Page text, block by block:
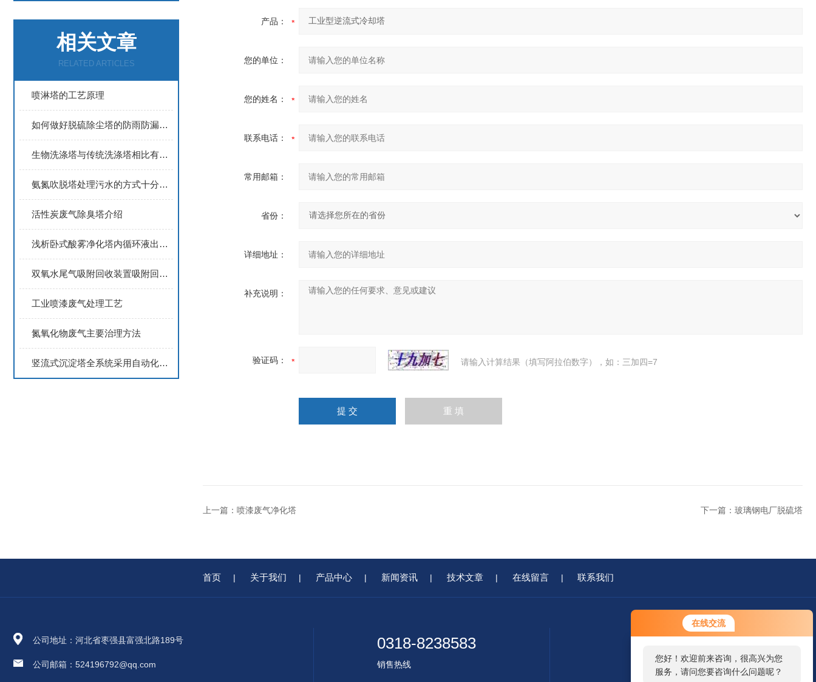
在线交流
您好！欢迎前来咨询，很高兴为您
服务，请问您要咨询什么问题呢？
相关文章
RELATED ARTICLES
喷淋塔的工艺原理
如何做好脱硫除尘塔的防雨防漏措施呢？
生物洗涤塔与传统洗涤塔相比有哪些优势？
氨氮吹脱塔处理污水的方式十分简单
活性炭废气除臭塔介绍
浅析卧式酸雾净化塔内循环液出现起泡的原因
双氧水尾气吸附回收装置吸附回收工艺说明
工业喷漆废气处理工艺
氮氧化物废气主要治理方法
竖流式沉淀塔全系统采用自动化智能控制
产品：
您的单位：
您的姓名：
联系电话：
常用邮箱：
省份：
详细地址：
补充说明：
验证码： 请输入计算结果（填写阿拉伯数字），如：三加四=7
上一篇： 喷漆废气净化塔 下一篇： 玻璃钢电厂脱硫塔
首页 | 关于我们 | 产品中心 | 新闻资讯 | 技术文章 | 在线留言 | 联系我们
公司地址：河北省枣强县富强北路189号
公司邮箱：524196792@qq.com
0318-8238583
销售热线